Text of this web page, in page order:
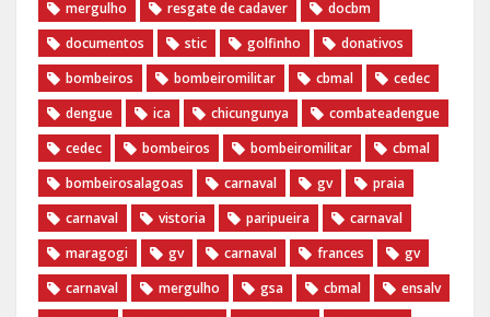
mergulho
resgate de cadaver
docbm
documentos
stic golfinho
donativos
bombeiros
bombeiromilitar cbmal
cedec
dengue
ica chicungunya
combateadengue
cedec
bombeiros bombeiromilitar
cbmal
bombeirosalagoas
carnaval gv
praia
carnaval
vistoria paripueira
carnaval
maragogi
gv carnaval frances
gv
carnaval
mergulho gsa cbmal
ensalv